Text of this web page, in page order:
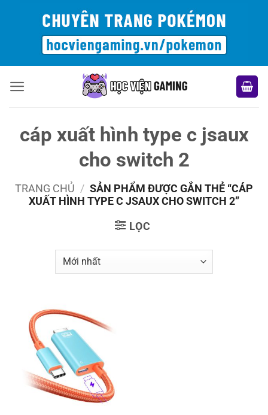
cáp xuất hình type c jsaux
cho switch 2
TRANG CHỦ / SẢN PHẨM ĐƯỢC GẮN THẺ “CÁP
XUẤT HÌNH TYPE C JSAUX CHO SWITCH 2”
LỌC